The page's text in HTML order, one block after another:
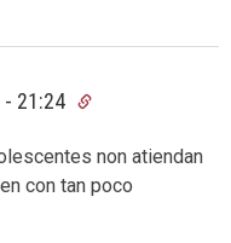
21:24
non atiendan
con tan poco